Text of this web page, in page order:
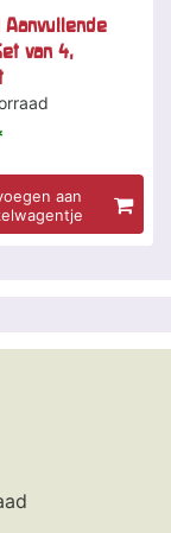
Aanvullende
van 4,
aan